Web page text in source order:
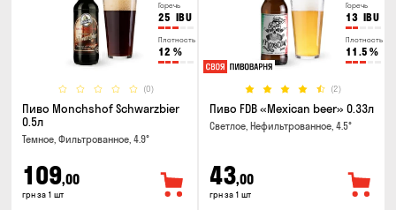
Горечь
25 IBU
Плотность
12 %
(0)
Пиво Monchshof Schwarzbier
0.5л
Темное, Фильтрованное, 4.9°
109,00
грн за 1 шт
Горечь
13 IBU
Плотность
11.5 %
(2)
Пиво FDB «Mexican beer» 0.33л
Светлое, Нефильтрованное, 4.5°
43,00
грн за 1 шт